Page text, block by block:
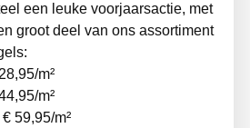
een leuke voorjaarsactie, met
groot deel van ons assortiment
m²
m²
59,95/m²